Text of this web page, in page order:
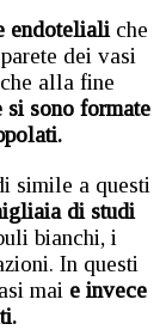
endoteliali che
dei vasi
alla fine
sono formate
simile a questi
di studi
bianchi, i
In questi
mai e invece